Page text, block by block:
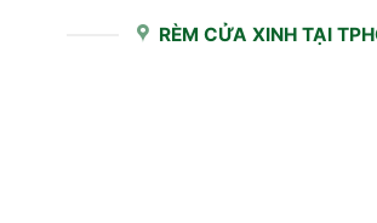
RÈM CỬA XINH TẠI